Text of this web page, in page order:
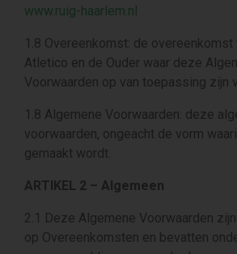
www.ruig-haarlem.nl
1.8 Overeenkomst: de
Atletico en de Ouder waar deze
Voorwaarden op van toepassing zijn
1.8 Algemene Voorwaarden: deze
voorwaarden, ongeacht de vorm
gemaakt wordt.
ARTIKEL 2 – Algemeen
2.1 Deze Algemene Voorwaarden
op Overeenkomsten en bevatten